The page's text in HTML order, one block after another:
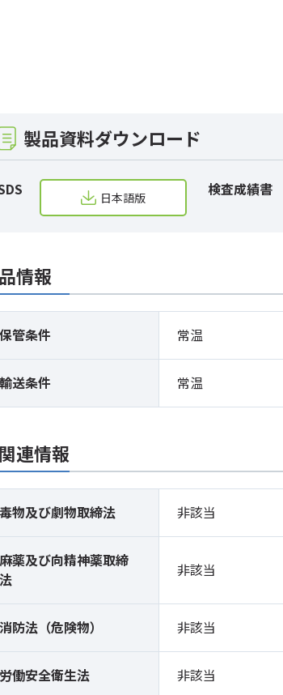
製品資料ダウンロード
日本語版 検査成績書
情報
保管条件 常温
輸送条件 常温
連情報
毒物及び劇物取締法 非該当
麻薬及び向精神薬取締
法
非該当
消防法（危険物） 非該当
労働安全衛生法 非該当